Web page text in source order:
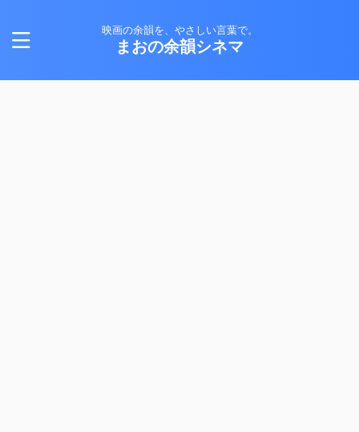
映画の余韻を、やさしい言葉で。
まおの余韻シネマ